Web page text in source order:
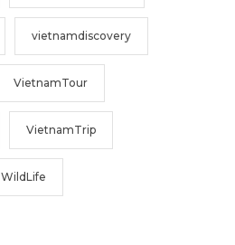
vietnamdiscovery
VietnamTour
VietnamTrip
WildLife